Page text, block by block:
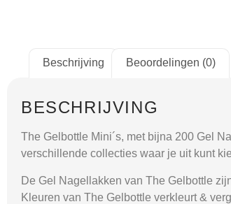
Beschrijving Beoordelingen (0)
BESCHRIJVING
The Gelbottle Mini´s, met bijna 200 Gel
verschillende collecties waar je uit kunt
De Gel Nagellakken van The Gelbottle
Kleuren van The Gelbottle verkleurt &